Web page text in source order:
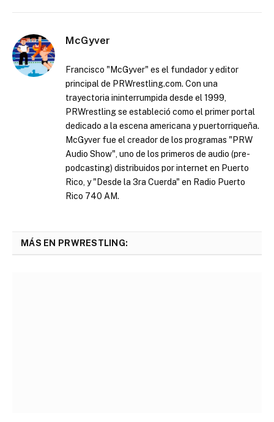
McGyver
Francisco "McGyver" es el fundador y editor
principal de PRWrestling.com. Con una
trayectoria ininterrumpida desde el 1999,
PRWrestling se estableció como el primer portal
dedicado a la escena americana y puertorriqueña.
McGyver fue el creador de los programas "PRW
Audio Show", uno de los primeros de audio (pre-
podcasting) distribuidos por internet en Puerto
Rico, y "Desde la 3ra Cuerda" en Radio Puerto
Rico 740 AM.
MÁS EN PRWRESTLING: